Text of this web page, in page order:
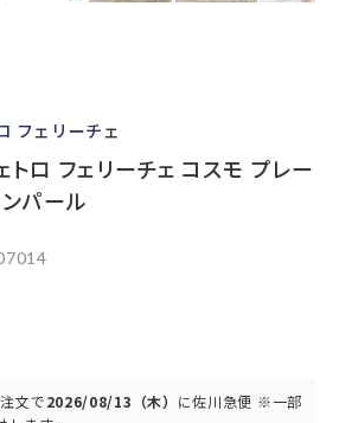
フェリーチェ
ロ フェリーチェ コスモ プレー
パール
文で2026/08/13（木） に佐川急便 ※一部